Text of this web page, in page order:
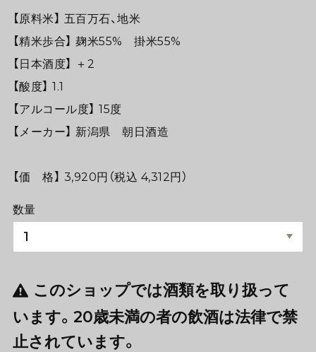
【原料米】 五百万石、地米
【精米歩合】 麹米55% 掛米55%
【日本酒度】 ＋2
【酸度】 1.1
【アルコール度】 15度
【メーカー】 新潟県 朝日酒造
【価 格】 3,920円（税込 4,312円）
数量
このショップでは酒類を取り扱って
います。20歳未満の者の飲酒は法律で禁
止されています。